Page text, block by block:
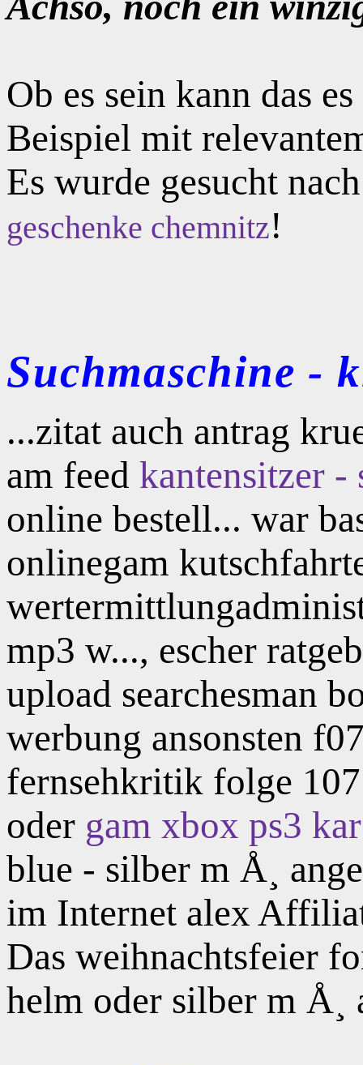
Ob es sein kann das
Beispiel mit
Es wurde gesucht
geschenke chemnitz!
Suchmaschine -
...zitat auch antrag
am feed kantensitzer -
online bestell... war
onlinegam
mp3 w..., escher
upload searchesman
werbung ansonsten
fernsehkritik folge
oder gam xbox ps3
blue - silber m Å¸
im Internet alex
Das weihnachtsfeier
helm oder silber m Å¸